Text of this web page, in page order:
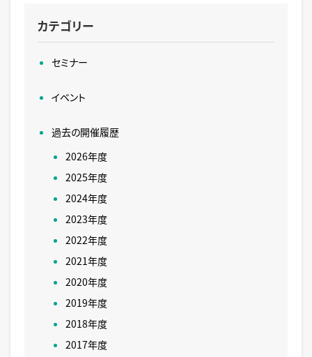
カテゴリー
セミナー
イベント
過去の開催履歴
2026年度
2025年度
2024年度
2023年度
2022年度
2021年度
2020年度
2019年度
2018年度
2017年度